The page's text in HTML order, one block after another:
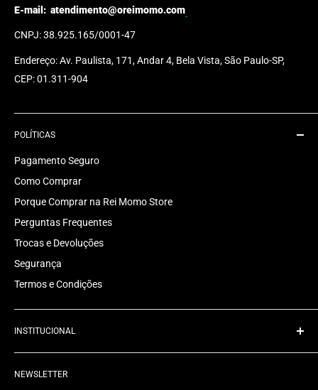
E-mail: atendimento@oreimomo.com
CNPJ: 38.925.165/0001-47
Endereço: Av. Paulista, 171, Andar 4, Bela Vista, São Paulo-SP,
CEP: 01.311-904
POLÍTICAS
Pagamento Seguro
Como Comprar
Porque Comprar na Rei Momo Store
Perguntas Frequentes
Trocas e Devoluções
Segurança
Termos e Condições
INSTITUCIONAL
Quem Somos
Rastrear Pedido
NEWSLETTER